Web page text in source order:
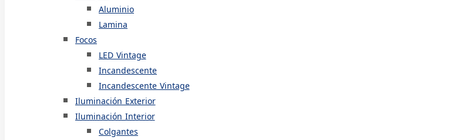
Aluminio
Lamina
Focos
LED Vintage
Incandescente
Incandescente Vintage
Iluminación Exterior
Iluminación Interior
Colgantes